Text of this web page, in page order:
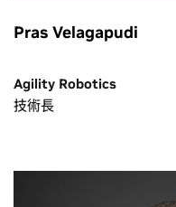
Pras Velagapudi
Agility Robotics
技術長